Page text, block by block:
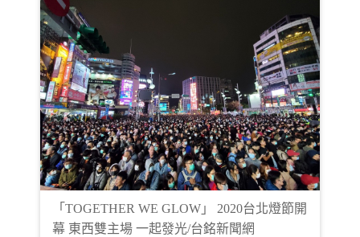
「TOGETHER WE GLOW」 2020台北燈節開
幕 東西雙主場 一起發光/台銘新聞網